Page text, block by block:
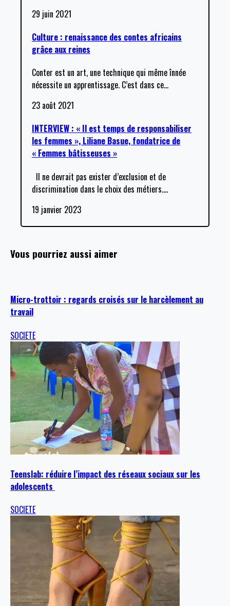
29 juin 2021
Culture : renaissance des contes africains
grâce aux reines
Conter est un art, une technique qui même înnée
nécessite un apprentissage. C’est dans ce…
23 août 2021
INTERVIEW : « Il est temps de responsabiliser
les femmes », Liliane Basue, fondatrice de
« Femmes bâtisseuses »
Il ne devrait pas exister d’exclusion et de
discrimination dans le choix des métiers.…
19 janvier 2023
Vous pourriez aussi aimer
Micro-trottoir : regards croisés sur le harcèlement au
travail
SOCIETE
Teenslab: réduire l’impact des réseaux sociaux sur les
adolescents
SOCIETE